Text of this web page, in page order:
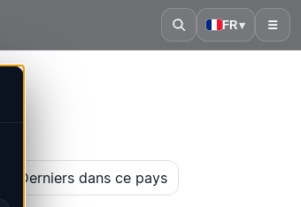
FR▾ ☰
Derniers dans ce pays